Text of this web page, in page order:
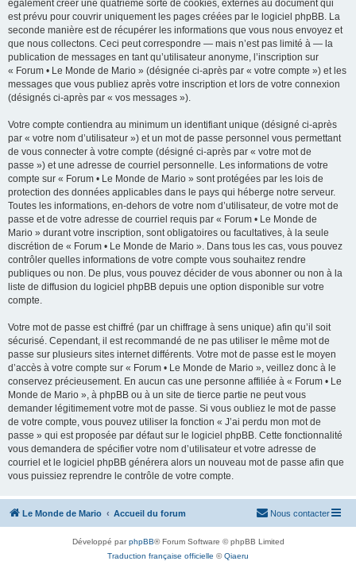
également créer une quatrième sorte de cookies, externes au document qui
est prévu pour couvrir uniquement les pages créées par le logiciel phpBB. La
seconde manière est de récupérer les informations que vous nous envoyez et
que nous collectons. Ceci peut correspondre — mais n’est pas limité à — la
publication de messages en tant qu’utilisateur anonyme, l’inscription sur
« Forum • Le Monde de Mario » (désignée ci-après par « votre compte ») et les
messages que vous publiez après votre inscription et lors de votre connexion
(désignés ci-après par « vos messages »).
Votre compte contiendra au minimum un identifiant unique (désigné ci-après
par « votre nom d’utilisateur ») et un mot de passe personnel vous permettant
de vous connecter à votre compte (désigné ci-après par « votre mot de
passe ») et une adresse de courriel personnelle. Les informations de votre
compte sur « Forum • Le Monde de Mario » sont protégées par les lois de
protection des données applicables dans le pays qui héberge notre serveur.
Toutes les informations, en-dehors de votre nom d’utilisateur, de votre mot de
passe et de votre adresse de courriel requis par « Forum • Le Monde de
Mario » durant votre inscription, sont obligatoires ou facultatives, à la seule
discrétion de « Forum • Le Monde de Mario ». Dans tous les cas, vous pouvez
contrôler quelles informations de votre compte vous souhaitez rendre
publiques ou non. De plus, vous pouvez décider de vous abonner ou non à la
liste de diffusion du logiciel phpBB depuis une option disponible sur votre
compte.
Votre mot de passe est chiffré (par un chiffrage à sens unique) afin qu’il soit
sécurisé. Cependant, il est recommandé de ne pas utiliser le même mot de
passe sur plusieurs sites internet différents. Votre mot de passe est le moyen
d’accès à votre compte sur « Forum • Le Monde de Mario », veillez donc à le
conservez précieusement. En aucun cas une personne affiliée à « Forum • Le
Monde de Mario », à phpBB ou à un site de tierce partie ne peut vous
demander légitimement votre mot de passe. Si vous oubliez le mot de passe
de votre compte, vous pouvez utiliser la fonction « J’ai perdu mon mot de
passe » qui est proposée par défaut sur le logiciel phpBB. Cette fonctionnalité
vous demandera de spécifier votre nom d’utilisateur et votre adresse de
courriel et le logiciel phpBB générera alors un nouveau mot de passe afin que
vous puissiez reprendre le contrôle de votre compte.
Le Monde de Mario Accueil du forum Nous contacter
Développé parphpBB® Forum Software © phpBB Limited
Traduction française officielle ©Qiaeru